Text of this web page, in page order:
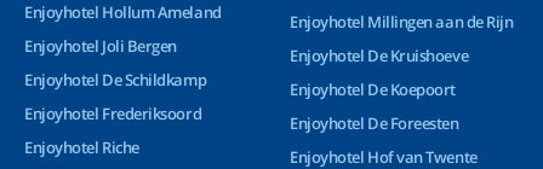
Enjoyhotel Hollum Ameland
Enjoyhotel Joli Bergen
Enjoyhotel De Schildkamp
Enjoyhotel Frederiksoord
Enjoyhotel Riche
Enjoyhotel Millingen aan de Rijn
Enjoyhotel De Kruishoeve
Enjoyhotel De Koepoort
Enjoyhotel De Foreesten
Enjoyhotel Hof van Twente